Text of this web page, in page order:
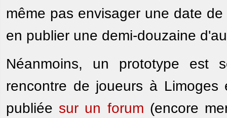
même pas envisager une date
en publier une demi-douzaine
Néanmoins, un prototype est
rencontre de joueurs à
publiée sur un forum (encore